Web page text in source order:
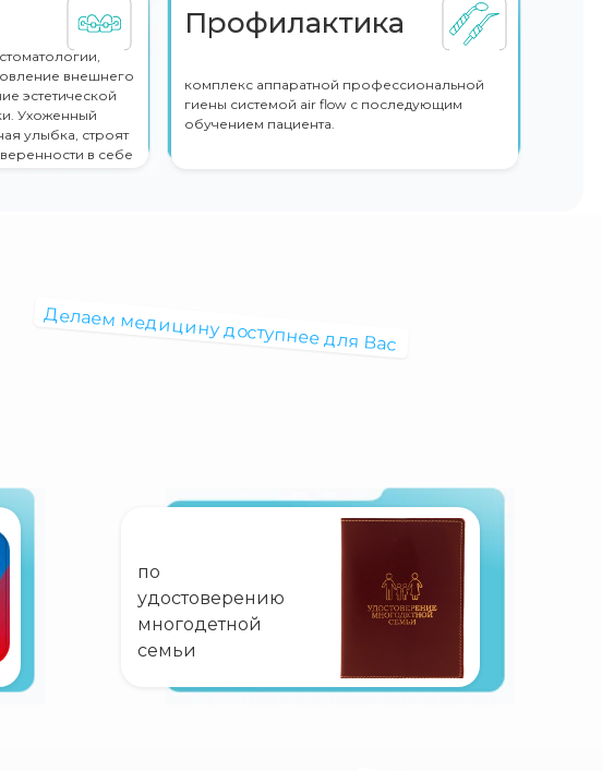
комплекс аппаратной профессиональной
гиены системой air flow с последующим
обучением пациента.
Профилактика
внешнего
эстетической
Ухоженный
улыбка, строят
в себе
Делаем медицину доступнее для Вас
по
удостоверению
многодетной
семьи